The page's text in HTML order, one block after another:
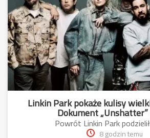
Linkin Park pokaże kulisy
Dokument
Powrót Linkin Park
8 godzin temu